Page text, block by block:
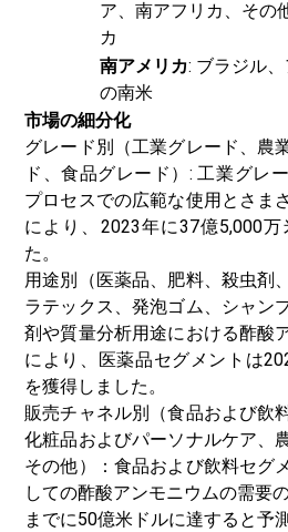
ア、南アフリカ、その
カ
南アメリカ: ブラジル
の南米
市場の細分化
グレード別（工業グレード、農
ド、食品グレード）: 工業グレ
プロセスでの広範な使用とさま
により、2023年に37億5,000
た。
用途別（医薬品、肥料、殺虫剤
ラテックス、発泡ゴム、シャン
剤や質量分析用途における酢酸
により、医薬品セグメントは
を獲得しました。
販売チャネル別（食品および飲
化粧品およびパーソナルケア、
その他）：食品および飲料セグ
しての酢酸アンモニウムの需要
までに50億米ドルに達すると予